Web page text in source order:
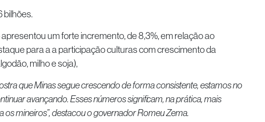
bilhões.
um forte incremento, de 8,3%, em relação ao
para a a participação culturas com crescimento da
milho e soja),
que Minas segue crescendo de forma consistente, estamos no
avançando. Esses números significam, na prática, mais
os mineiros”, destacou o governador Romeu Zema.